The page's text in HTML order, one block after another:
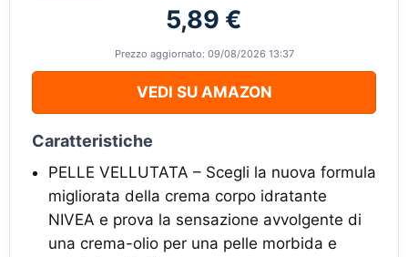
5,89 €
Prezzo aggiornato: 09/08/2026 13:37
VEDI SU AMAZON
Caratteristiche
PELLE VELLUTATA – Scegli la nuova formula
migliorata della crema corpo idratante
NIVEA e prova la sensazione avvolgente di
una crema-olio per una pelle morbida e